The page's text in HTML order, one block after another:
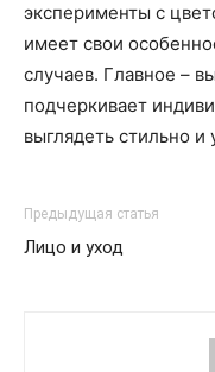
эксперименты с
имеет свои
случаев. Главное –
подчеркивает
выглядеть стильно и
Предыдущая статья
Лицо и уход